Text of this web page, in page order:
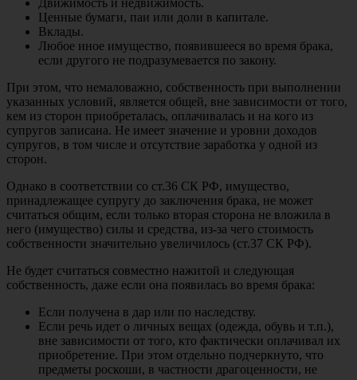
Ценные бумаги, паи или доли в капитале.
Вклады.
Любое иное имущество, появившееся во время брака,
если другого не подразумевается по закону.
При этом, что немаловажно, собственность при выполнении
указанных условий, является общей, вне зависимости от того,
кем из сторон приобреталась, оплачивалась и на кого из
супругов записана. Не имеет значение и уровни доходов
супругов, в том числе и отсутствие заработка у одной из
сторон.
Однако в соответствии со ст.36 СК РФ, имущество,
принадлежащее супругу до заключения брака, не может
считаться общим, если только вторая сторона не вложила в
него (имущество) силы и средства, из-за чего стоимость
собственности значительно увеличилось (ст.37 СК РФ).
Не будет считаться совместно нажитой и следующая
собственность, даже если она появилась во время брака:
Если получена в дар или по наследству.
Если речь идет о личных вещах (одежда, обувь и т.п.),
вне зависимости от того, кто фактически оплачивал их
приобретение. При этом отдельно подчеркнуто, что
предметы роскоши, в частности драгоценности, не